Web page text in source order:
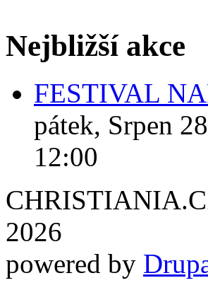
Nejbližší akce
FESTIVAL
pátek, Srpen
12:00
2026
powered by